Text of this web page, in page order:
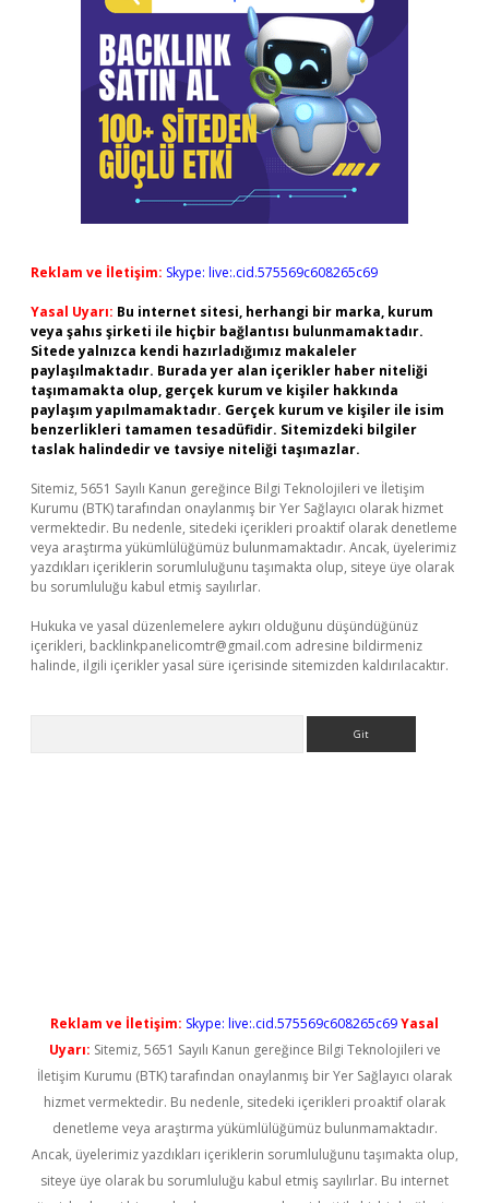
Reklam ve İletişim: Skype: live:.cid.575569c608265c69
Yasal Uyarı: Bu internet sitesi, herhangi bir marka, kurum
veya şahıs şirketi ile hiçbir bağlantısı bulunmamaktadır.
Sitede yalnızca kendi hazırladığımız makaleler
paylaşılmaktadır. Burada yer alan içerikler haber niteliği
taşımamakta olup, gerçek kurum ve kişiler hakkında
paylaşım yapılmamaktadır. Gerçek kurum ve kişiler ile isim
benzerlikleri tamamen tesadüfidir. Sitemizdeki bilgiler
taslak halindedir ve tavsiye niteliği taşımazlar.
Sitemiz, 5651 Sayılı Kanun gereğince Bilgi Teknolojileri ve İletişim
Kurumu (BTK) tarafından onaylanmış bir Yer Sağlayıcı olarak hizmet
vermektedir. Bu nedenle, sitedeki içerikleri proaktif olarak denetleme
veya araştırma yükümlülüğümüz bulunmamaktadır. Ancak, üyelerimiz
yazdıkları içeriklerin sorumluluğunu taşımakta olup, siteye üye olarak
bu sorumluluğu kabul etmiş sayılırlar.
Hukuka ve yasal düzenlemelere aykırı olduğunu düşündüğünüz
içerikleri, backlinkpanelicomtr@gmail.com adresine bildirmeniz
halinde, ilgili içerikler yasal süre içerisinde sitemizden kaldırılacaktır.
Reklam ve İletişim: Skype: live:.cid.575569c608265c69Yasal
Uyarı: Sitemiz, 5651 Sayılı Kanun gereğince Bilgi Teknolojileri ve
İletişim Kurumu (BTK) tarafından onaylanmış bir Yer Sağlayıcı olarak
hizmet vermektedir. Bu nedenle, sitedeki içerikleri proaktif olarak
denetleme veya araştırma yükümlülüğümüz bulunmamaktadır.
Ancak, üyelerimiz yazdıkları içeriklerin sorumluluğunu taşımakta olup,
siteye üye olarak bu sorumluluğu kabul etmiş sayılırlar. Bu internet